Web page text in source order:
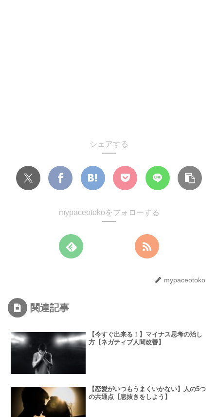
シェアする
mypaceotokoをフォローする
mypaceotoko
関連記事
【今すぐ出来る！】マイナス思考の治し
方【ネガティブ人間改善】
【恋愛がいつもうまくいかない】人の5つ
の共通点【息抜きをしよう】